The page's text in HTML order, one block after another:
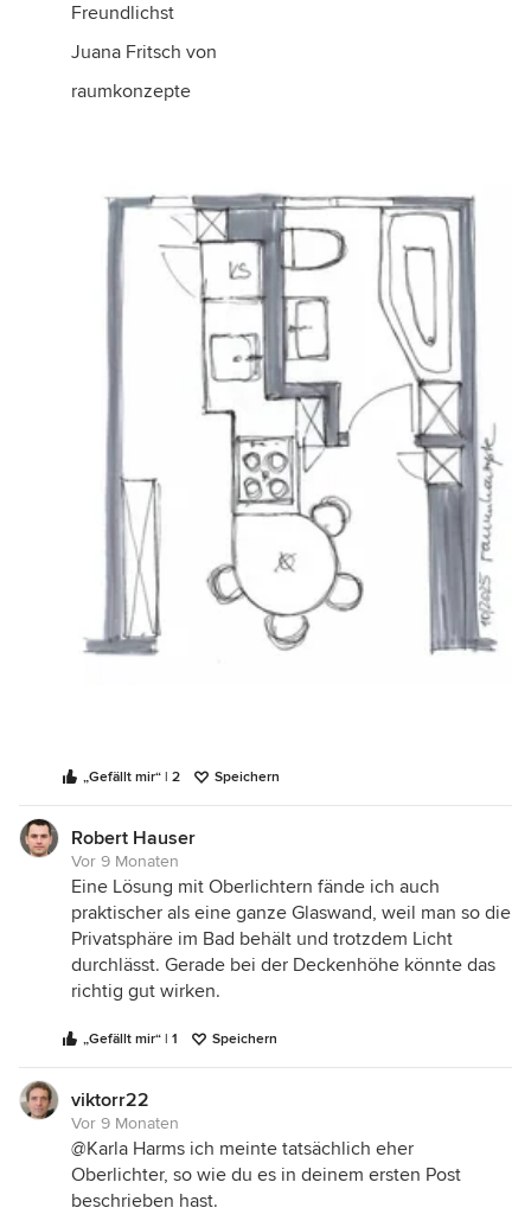
Freundlichst
Juana Fritsch von
raumkonzepte
„Gefällt mir“ | 2 Speichern
Robert Hauser
Vor 9 Monaten
Eine Lösung mit Oberlichtern fände ich auch
praktischer als eine ganze Glaswand, weil man so die
Privatsphäre im Bad behält und trotzdem Licht
durchlässt. Gerade bei der Deckenhöhe könnte das
richtig gut wirken.
„Gefällt mir“ | 1 Speichern
viktorr22
Vor 9 Monaten
@Karla Harms ich meinte tatsächlich eher
Oberlichter, so wie du es in deinem ersten Post
beschrieben hast.